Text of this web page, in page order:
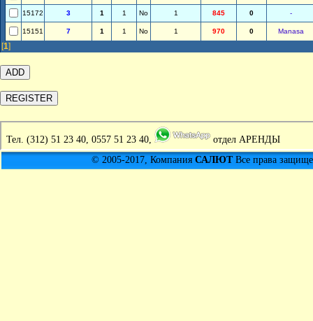
15172 3 1 1 No 1 845 0 -
15151 7 1 1 No 1 970 0 Manasa
[1]
Тел. (312) 51 23 40, 0557 51 23 40,
отдел АРЕНДЫ
© 2005-2017, Компания САЛЮТВсе права